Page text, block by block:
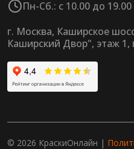
Пн-Сб.: с 10.00 до 19.00
г. Москва, Каширское
Каширский Двор", этаж
© 2026 КраскиОнлайн |